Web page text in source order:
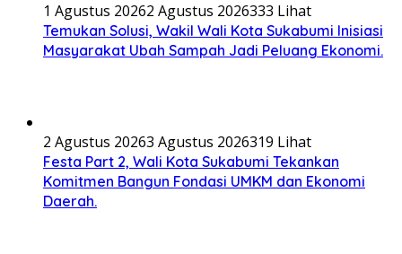
1 Agustus 20262 Agustus 2026333 Lihat
Temukan Solusi, Wakil Wali Kota Sukabumi Inisiasi
Masyarakat Ubah Sampah Jadi Peluang Ekonomi.
2 Agustus 20263 Agustus 2026319 Lihat
Festa Part 2, Wali Kota Sukabumi Tekankan
Komitmen Bangun Fondasi UMKM dan Ekonomi
Daerah.